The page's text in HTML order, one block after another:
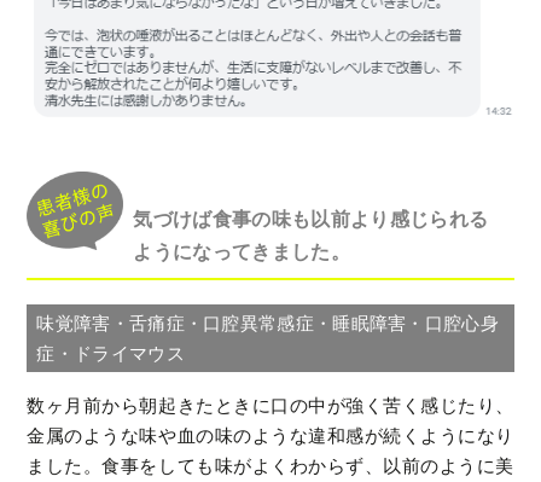
気づけば食事の味も以前より感じられる
ようになってきました。
味覚障害・舌痛症・口腔異常感症・睡眠障害・口腔心身
症・ドライマウス
数ヶ月前から朝起きたときに口の中が強く苦く感じたり、
金属のような味や血の味のような違和感が続くようになり
ました。食事をしても味がよくわからず、以前のように美